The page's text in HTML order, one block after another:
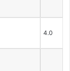
4.0